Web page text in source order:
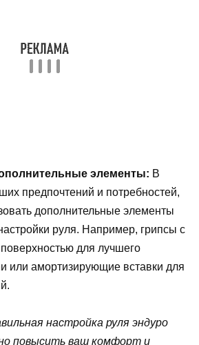
элементы: В
предпочтений и потребностей,
дополнительные элементы
руля. Например, грипсы с
для лучшего
или амортизирующие вставки для
настройка руля эндуро
повысить ваш комфорт и